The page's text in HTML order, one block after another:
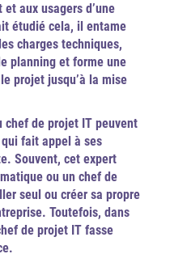
aux usagers d’une
étudié cela, il entame
charges techniques,
planning et forme une
projet jusqu’à la mise
de projet IT peuvent
fait appel à ses
Souvent, cet expert
ou un chef de
seul ou créer sa propre
Toutefois, dans
de projet IT fasse